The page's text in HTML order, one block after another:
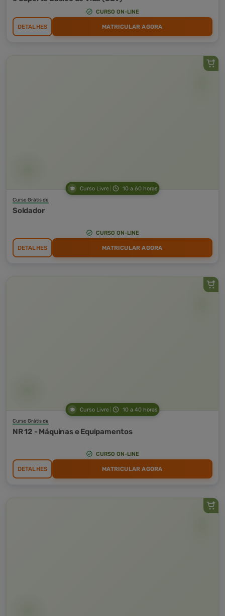
CURSO ON-LINE
DETALHES MATRICULAR AGORA
Curso Livre 10 a 60 horas
Curso Grátis de
Soldador
CURSO ON-LINE
DETALHES MATRICULAR AGORA
Curso Livre 10 a 40 horas
Curso Grátis de
NR 12 - Máquinas e Equipamentos
CURSO ON-LINE
DETALHES MATRICULAR AGORA